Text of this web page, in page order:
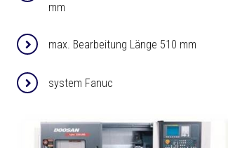
mm
max. Bearbeitung Länge 510 mm
system Fanuc